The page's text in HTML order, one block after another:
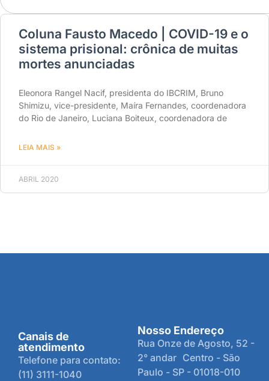
Coluna Fausto Macedo | COVID-19 e o
sistema prisional: crônica de muitas
mortes anunciadas
Eleonora Rangel Nacif, presidenta do IBCRIM, Bruno
Shimizu, vice-presidente, Maíra Fernandes, coordenadora
do Rio de Janeiro, Luciana Boiteux, coordenadora de
LEIA MAIS »
ABRIL 2020
Canais de
atendimento
Telefone para contato:
(11) 3111-1040
Nosso Endereço
Rua Onze de Agosto, 52 -
2° andar Centro - São
Paulo - SP - 01018-010